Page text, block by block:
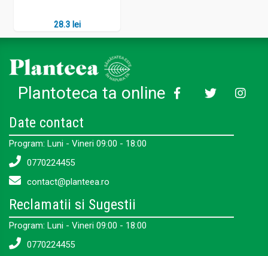
28.3 lei
Plantoteca ta online
Date contact
Program: Luni - Vineri 09:00 - 18:00
0770224455
contact@planteea.ro
Reclamatii si Sugestii
Program: Luni - Vineri 09:00 - 18:00
0770224455